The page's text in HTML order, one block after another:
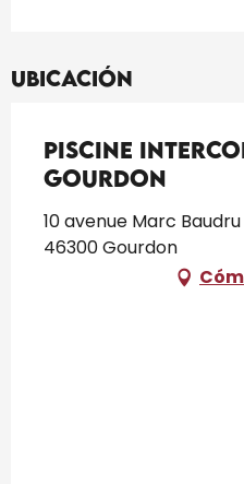
Ubicación
Piscine
Gourdon
10 avenue Marc Baudru
46300 Gourdon